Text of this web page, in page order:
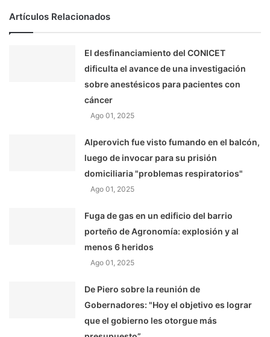
Artículos Relacionados
El desfinanciamiento del CONICET
dificulta el avance de una investigación
sobre anestésicos para pacientes con
cáncer
Ago 01, 2025
Alperovich fue visto fumando en el balcón,
luego de invocar para su prisión
domiciliaria "problemas respiratorios"
Ago 01, 2025
Fuga de gas en un edificio del barrio
porteño de Agronomía: explosión y al
menos 6 heridos
Ago 01, 2025
De Piero sobre la reunión de
Gobernadores: "Hoy el objetivo es lograr
que el gobierno les otorgue más